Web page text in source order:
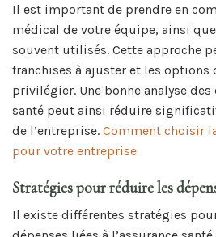
Il est important de prendre en
médical de votre équipe, ainsi
souvent utilisés. Cette approche
franchises à ajuster et les options
privilégier. Une bonne analyse des
santé peut ainsi réduire
de l’entreprise. Comment choisir
pour votre entreprise
Stratégies pour réduire les
Il existe différentes stratégies